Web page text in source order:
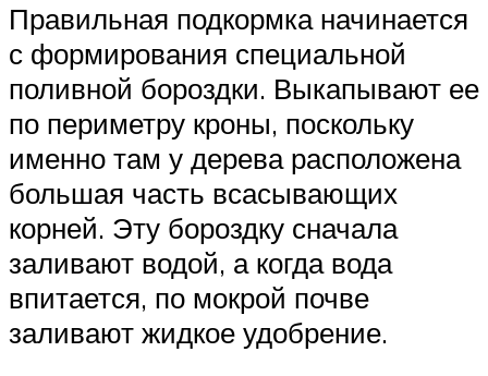
Правильная подкормка начинается
с формирования специальной
поливной бороздки. Выкапывают ее
по периметру кроны, поскольку
именно там у дерева расположена
большая часть всасывающих
корней. Эту бороздку сначала
заливают водой, а когда вода
впитается, по мокрой почве
заливают жидкое удобрение.